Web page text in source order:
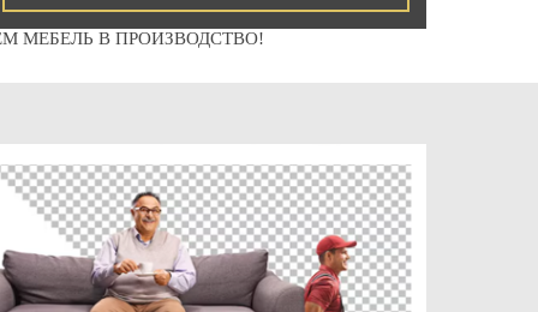
МЕБЕЛЬ В ПРОИЗВОДСТВО!